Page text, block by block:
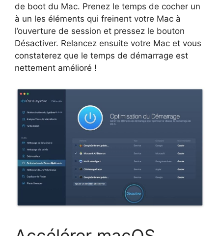
de boot du Mac. Prenez le temps de cocher un
à un les éléments qui freinent votre Mac à
l’ouverture de session et pressez le bouton
Désactiver. Relancez ensuite votre Mac et vous
constaterez que le temps de démarrage est
nettement amélioré !